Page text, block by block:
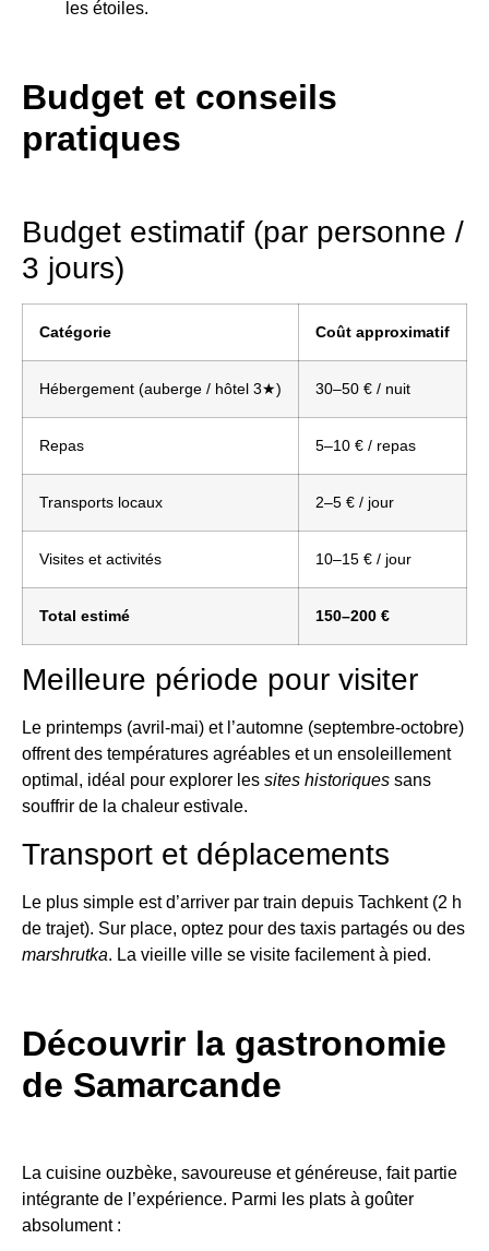
les étoiles.
Budget et conseils
pratiques
Budget estimatif (par personne /
3 jours)
Catégorie Coût approximatif
Hébergement (auberge / hôtel 3★) 30–50 € / nuit
Repas 5–10 € / repas
Transports locaux 2–5 € / jour
Visites et activités 10–15 € / jour
Total estimé 150–200 €
Meilleure période pour visiter
Le printemps (avril-mai) et l’automne (septembre-octobre)
offrent des températures agréables et un ensoleillement
optimal, idéal pour explorer les sites historiques sans
souffrir de la chaleur estivale.
Transport et déplacements
Le plus simple est d’arriver par train depuis Tachkent (2 h
de trajet). Sur place, optez pour des taxis partagés ou des
marshrutka. La vieille ville se visite facilement à pied.
Découvrir la gastronomie
de Samarcande
La cuisine ouzbèke, savoureuse et généreuse, fait partie
intégrante de l’expérience. Parmi les plats à goûter
absolument :